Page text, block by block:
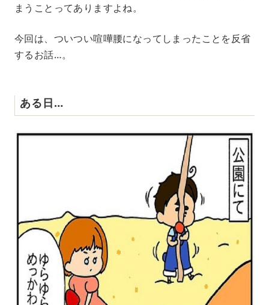
まうことってありますよね。
今回は、ついつい喧嘩腰になってしまったことを反省
するお話…。
ある日…